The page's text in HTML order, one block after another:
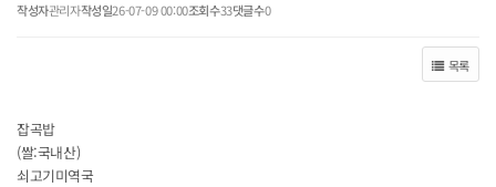
작성자관리자작성일26-07-09 00:00조회수33댓글수0
목록
잡곡밥
(쌀:국내산)
쇠고기미역국